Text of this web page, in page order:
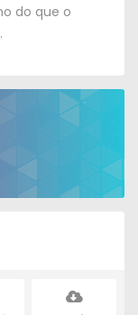
do que o
.